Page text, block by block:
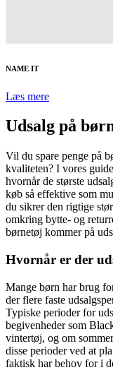
NAME IT
Læs mere
Udsalg på
Vil du spare penge på
kvaliteten? I vores
hvornår de største
køb så effektive som
du sikrer den rigtige
omkring bytte- og
børnetøj kommer på
Hvornår er der
Mange børn har brug
der flere faste
Typiske perioder for
begivenheder som
vintertøj, og om
disse perioder ved at
faktisk har behov for i